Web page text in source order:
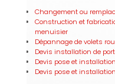
Changement ou
Construction et
menuisier
Dépannage de volets
Devis installation de
Devis pose et
Devis pose et